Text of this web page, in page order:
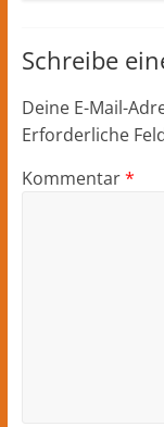
Schreibe
Deine E-Mail-
Erforderliche
Kommentar*